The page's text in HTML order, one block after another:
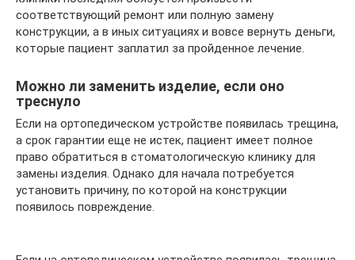
соответствующий ремонт или полную замену
конструкции, а в иных ситуациях и вовсе вернуть деньги,
которые пациент заплатил за пройденное лечение.
Можно ли заменить изделие, если оно
треснуло
Если на ортопедическом устройстве появилась трещина,
а срок гарантии еще не истек, пациент имеет полное
право обратиться в стоматологическую клинику для
замены изделия. Однако для начала потребуется
установить причину, по которой на конструкции
появилось повреждение.